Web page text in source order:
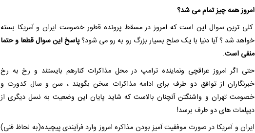
امروز همه چیز تمام می شد؟
کلی ترین سوال این است که امروز در مسقط پرونده قطور خصومت ایران و آمریکا بسته
خواهد شد ؟ آیا دنیا با یک صلح بسیار بزرگ رو به رو می شود؟پاسخ این سوال قطعا و حتما
منفی است.
حتی اگر امروز عراقچی ونماینده ترامپ در محل مذاکرات کنارهم بایستند و رخ به رخ
خبرنگاران از توافق دو طرف برای ادامه مذاکرات سخن بگویند ، سن و سال کدورت و
خصومت تهران و واشنگتن آنچنان بالاست که شاید پایان این وضعیت به نسل دیگری از
دیپلمات های دو طرف برسد!
ایران و آمریکا در صورت موفقیت آمیز بودن مذاکره امروز وارد فرآیندی پیچیده(به لحاظ فنی)